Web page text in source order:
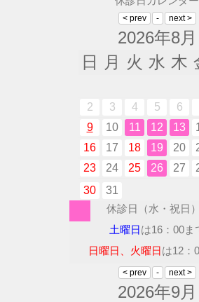
2026年8月
日
月 火 水 木
2
3 4 5 6
9
10 11 12 13
16
17 18 19 20
23
24 25 26 27
30
31
休診日（水・祝日）
土曜日は16：00ま
日曜日、火曜日は12：
2026年9月